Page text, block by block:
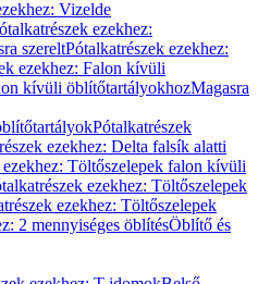
Vizelde
ezekhez:
szereltPótalkatrészek ezekhez:
ezekhez: Falon kívüli
kívüli öblítőtartályokhozMagasra
Pótalkatrészek
ezekhez: Delta falsík alatti
ezekhez: Töltőszelepek falon kívüli
ezekhez: Töltőszelepek
ezekhez: Töltőszelepek
2 mennyiséges öblítésÖblítő és